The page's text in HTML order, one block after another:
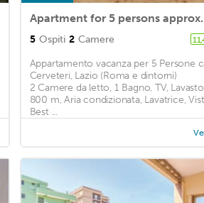
Apartment for 5 persons
5 Ospiti 2 Camere
Appartamento vacanza per 5 Persone
Cerveteri, Lazio (Roma e dintorni)
2 Camere da letto, 1 Bagno, TV,
800 m, Aria condizionata, Lavatrice,
Best ...